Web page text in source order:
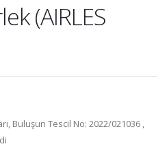
(AIRLES
Buluşun Tescil No: 2022/021036 ,